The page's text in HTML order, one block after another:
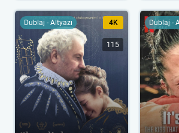
Dublaj - Altyazı 4K
115
Dublaj -